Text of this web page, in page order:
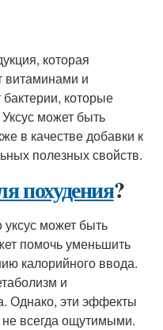
которая
витаминами и
которые
может быть
в качестве добавки к
полезных свойств.
похудения?
может быть
помочь уменьшить
калорийного ввода.
и
Однако, эти эффекты
всегда ощутимыми.